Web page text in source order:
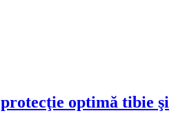
optimă tibie şi